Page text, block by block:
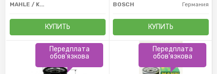
MAHLE / KNECHT
КУПИТЬ
BOSCH
Германия
КУПИТЬ
Передплата
обов'язкова
Передплата
обов'язкова